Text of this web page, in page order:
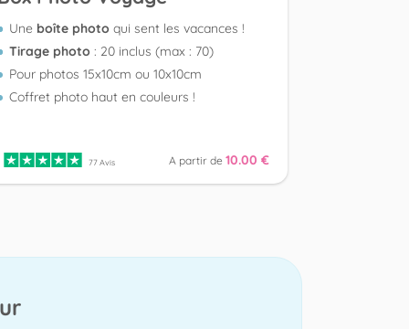
Une boîte photo qui sent les vacances !
Tirage photo : 20 inclus (max : 70)
Pour photos 15x10cm ou 10x10cm
Coffret photo haut en couleurs !
77 Avis A partir de 10.00 €